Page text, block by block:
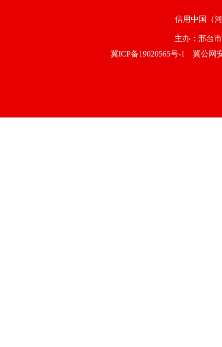
信用中国（
主办：邢
冀ICP备19020565号-1
冀公网